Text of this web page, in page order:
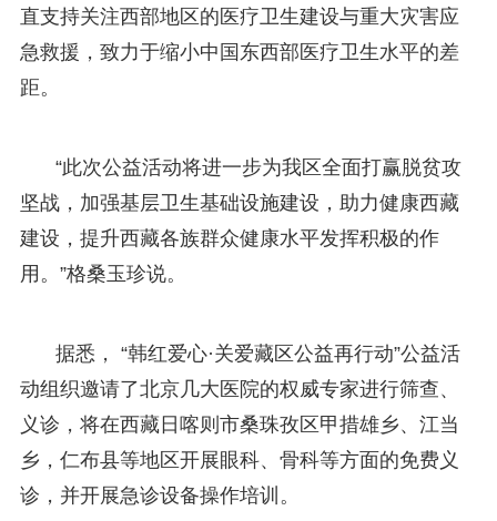
直支持关注西部地区的医疗卫生建设与重大灾害应
急救援，致力于缩小中国东西部医疗卫生水平的差
距。
“此次公益活动将进一步为我区全面打赢脱贫攻
坚战，加强基层卫生基础设施建设，助力健康西藏
建设，提升西藏各族群众健康水平发挥积极的作
用。”格桑玉珍说。
据悉， “韩红爱心·关爱藏区公益再行动”公益活
动组织邀请了北京几大医院的权威专家进行筛查、
义诊，将在西藏日喀则市桑珠孜区甲措雄乡、江当
乡，仁布县等地区开展眼科、骨科等方面的免费义
诊，并开展急诊设备操作培训。